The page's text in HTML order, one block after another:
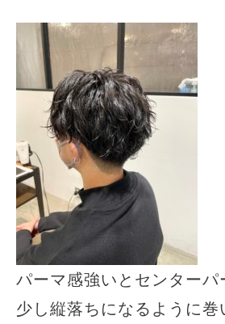
パーマ感強いとセンター
少し縦落ちになるように巻